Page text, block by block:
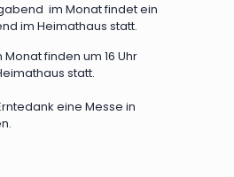
im Monat findet ein
im Heimathaus statt.
finden um 16 Uhr
statt.
eine Messe in